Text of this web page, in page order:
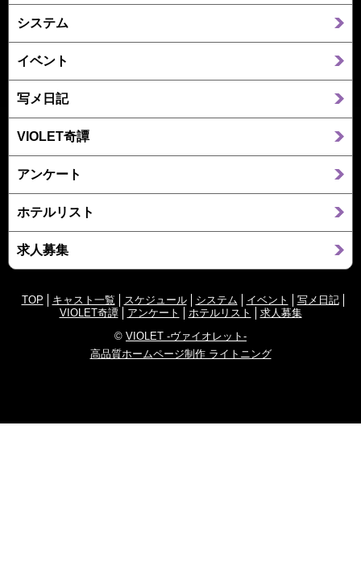
システム
イベント
写メ日記
VIOLET奇譚
アンケート
ホテルリスト
求人募集
TOP キャスト一覧 スケジュール システム イベント
写メ日記
VIOLET奇譚
アンケート ホテルリスト
求人募集
© VIOLET -ヴァイオレット-
高品質ホームページ制作 ライトニング